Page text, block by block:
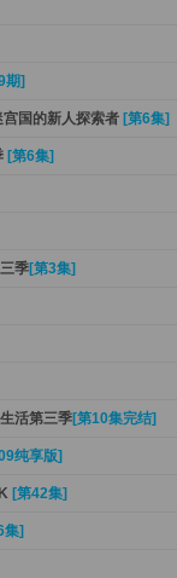
期]
国的新人探索者 [第6集]
[第6集]
季[第3集]
活第三季[第10集完结]
纯享版]
[第42集]
集]